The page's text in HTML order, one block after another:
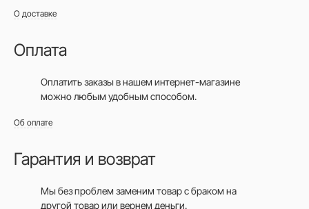
О доставке
Оплата
Оплатить заказы в нашем интернет-магазине
можно любым удобным способом.
Об оплате
Гарантия и возврат
Мы без проблем заменим товар с браком на
другой товар или вернем деньги.